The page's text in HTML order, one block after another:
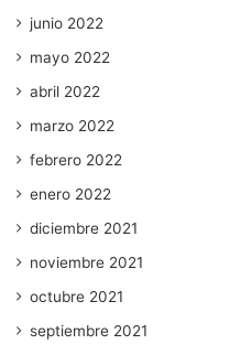
junio 2022
mayo 2022
abril 2022
marzo 2022
febrero 2022
enero 2022
diciembre 2021
noviembre 2021
octubre 2021
septiembre 2021